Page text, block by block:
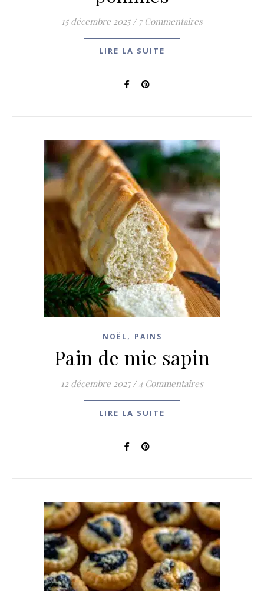
15 décembre 2025 / 7 Commentaires
LIRE LA SUITE
NOËL, PAINS
Pain de mie sapin
12 décembre 2025 / 4 Commentaires
LIRE LA SUITE